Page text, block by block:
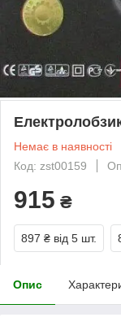
Немає в наявності
Код: zst00159
915 ₴
897 ₴ від 5 шт.
Опис